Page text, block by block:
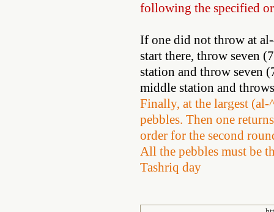
following the specified
If one did not throw at
start there, throw seven
station and throw seven
middle station and
Finally, at the largest
pebbles. Then one
order for the second
All the pebbles must be
Tashriq day